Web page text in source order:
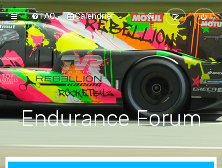
FAQ Calendrier
Endurance Forum